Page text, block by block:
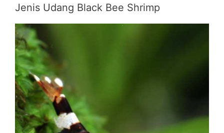
Jenis Udang Black Bee Shrimp